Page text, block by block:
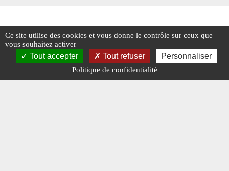
Ce site utilise des cookies et vous donne le contrôle sur ceux que
vous souhaitez activer
Tout accepter Tout refuser Personnaliser
Politique de confidentialité